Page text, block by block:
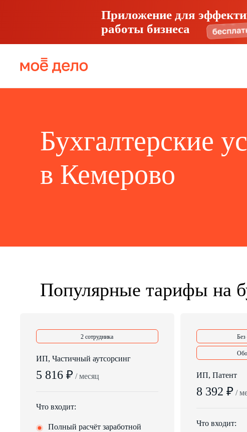
Приложение для
работы бизнеса
Бухгалтерские
в Кемерово
Популярные тарифы на
2 сотрудника
ИП, Частичный аутсорсинг
5 816 ₽ / месяц
Что входит:
Полный расчёт заработной
Без
ИП, Патент
8 392 ₽ /
Что входит: